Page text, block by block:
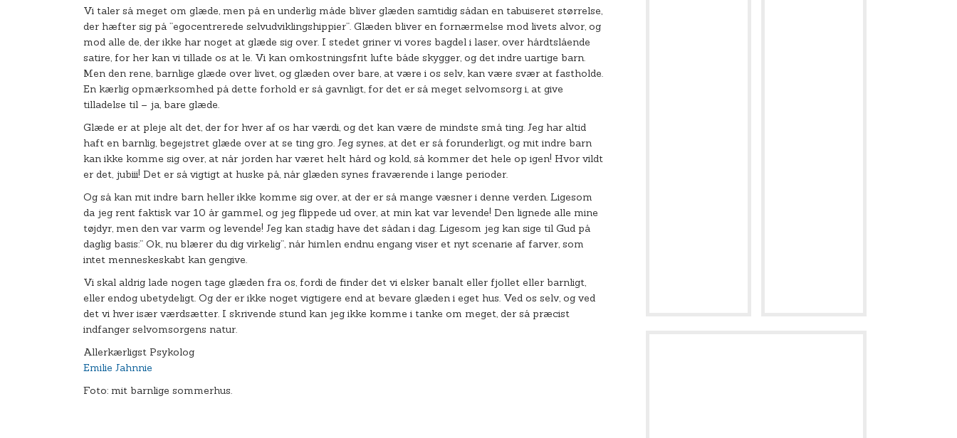
Vi taler så meget om glæde, men på en underlig måde bliver glæden samtidig sådan en tabuiseret størrelse,
der hæfter sig på ”egocentrerede selvudviklingshippier”. Glæden bliver en fornærmelse mod livets alvor, og
mod alle de, der ikke har noget at glæde sig over. I stedet griner vi vores bagdel i laser, over hårdtslående
satire, for her kan vi tillade os at le. Vi kan omkostningsfrit lufte både skygger, og det indre uartige barn.
Men den rene, barnlige glæde over livet, og glæden over bare, at være i os selv, kan være svær at fastholde.
En kærlig opmærksomhed på dette forhold er så gavnligt, for det er så meget selvomsorg i, at give
tilladelse til – ja, bare glæde.
Glæde er at pleje alt det, der for hver af os har værdi, og det kan være de mindste små ting. Jeg har altid
haft en barnlig, begejstret glæde over at se ting gro. Jeg synes, at det er så forunderligt, og mit indre barn
kan ikke komme sig over, at når jorden har været helt hård og kold, så kommer det hele op igen! Hvor vildt
er det, jubiii! Det er så vigtigt at huske på, når glæden synes fraværende i lange perioder.
Og så kan mit indre barn heller ikke komme sig over, at der er så mange væsner i denne verden. Ligesom
da jeg rent faktisk var 10 år gammel, og jeg flippede ud over, at min kat var levende! Den lignede alle mine
tøjdyr, men den var varm og levende! Jeg kan stadig have det sådan i dag. Ligesom jeg kan sige til Gud på
daglig basis:” Ok, nu blærer du dig virkelig”, når himlen endnu engang viser et nyt scenarie af farver, som
intet menneskeskabt kan gengive.
Vi skal aldrig lade nogen tage glæden fra os, fordi de finder det vi elsker banalt eller fjollet eller barnligt,
eller endog ubetydeligt. Og der er ikke noget vigtigere end at bevare glæden i eget hus. Ved os selv, og ved
det vi hver især værdsætter. I skrivende stund kan jeg ikke komme i tanke om meget, der så præcist
indfanger selvomsorgens natur.
Allerkærligst Psykolog
Emilie Jahnnie
Foto: mit barnlige sommerhus.